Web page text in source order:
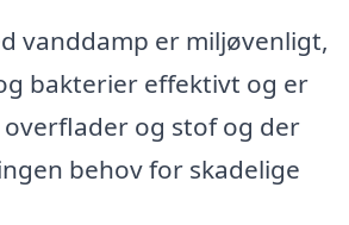
vanddamp er miljøvenligt,
bakterier effektivt og er
og stof og der
behov for skadelige